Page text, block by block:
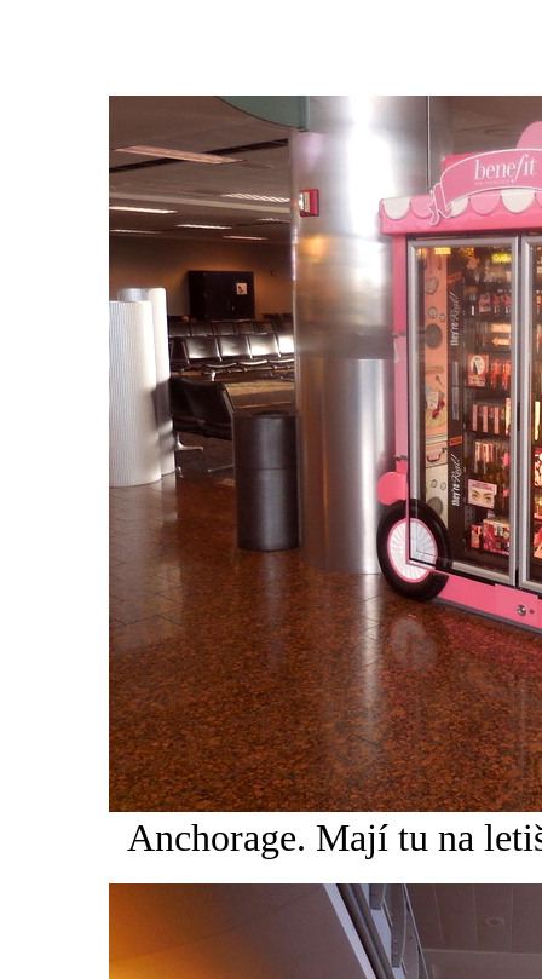
Anchorage. Mají tu na